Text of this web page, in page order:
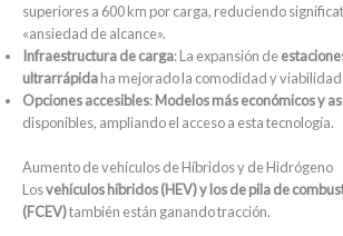
superiores a 600 km por carga, reduciendo
«ansiedad de alcance».
Infraestructura de carga: La expansión de
ultrarrápidaha mejorado la comodidad y viabilidad
Opciones accesibles:Modelos más económicos y
disponibles, ampliando el acceso a esta tecnología.
Aumento de vehículos de Híbridos y de Hidrógeno
Losvehículos híbridos (HEV) y los de pila de
(FCEV)también están ganando tracción.